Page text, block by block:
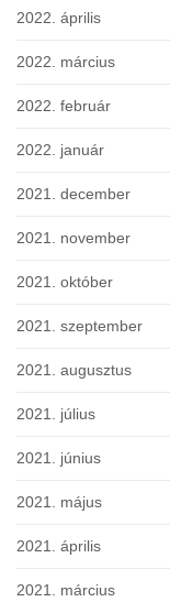
2022. április
2022. március
2022. február
2022. január
2021. december
2021. november
2021. október
2021. szeptember
2021. augusztus
2021. július
2021. június
2021. május
2021. április
2021. március